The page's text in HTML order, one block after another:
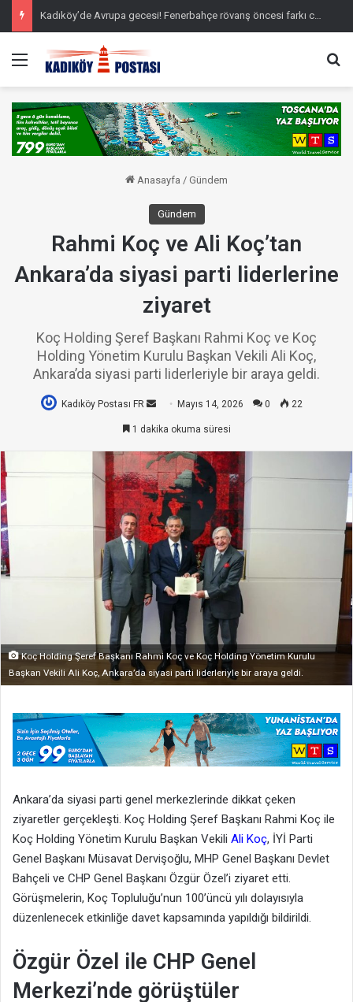
Kadıköy’de Avrupa gecesi! Fenerbahçe rövanş öncesi farkı cebine koydu
Menü
Anasayfa / Gündem
Gündem
Rahmi Koç ve Ali Koç’tan
Ankara’da siyasi parti liderlerine
ziyaret
Koç Holding Şeref Başkanı Rahmi Koç ve Koç
Holding Yönetim Kurulu Başkan Vekili Ali Koç,
Ankara’da siyasi parti liderleriyle bir araya geldi.
Kadıköy Postası FR
e-
göndermek
Mayıs 14, 2026 0 22
1 dakika okuma süresi
Koç Holding Şeref Başkanı Rahmi Koç ve Koç Holding Yönetim Kurulu
Başkan Vekili Ali Koç, Ankara’da siyasi parti liderleriyle bir araya geldi.
Ankara’da siyasi parti genel merkezlerinde dikkat çeken
ziyaretler gerçekleşti. Koç Holding Şeref Başkanı Rahmi Koç ile
Koç Holding Yönetim Kurulu Başkan Vekili Ali Koç, İYİ Parti
Genel Başkanı Müsavat Dervişoğlu, MHP Genel Başkanı Devlet
Bahçeli ve CHP Genel Başkanı Özgür Özel’i ziyaret etti.
Görüşmelerin, Koç Topluluğu’nun 100’üncü yılı dolayısıyla
düzenlenecek etkinliğe davet kapsamında yapıldığı bildirildi.
Özgür Özel ile CHP Genel
Merkezi’nde görüştüler